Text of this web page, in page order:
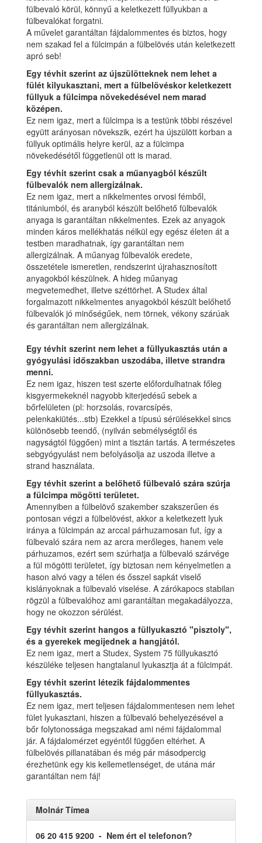
fülbevaló körül, könnyű a keletkezett füllyukban a
fülbevalókat forgatni.
A művelet garantáltan fájdalommentes és biztos, hogy
nem szakad fel a fülcimpán a fülbelövés után keletkezett
apró seb!
Egy tévhit szerint az újszülötteknek nem lehet a
fülét kilyukasztani, mert a fülbelövéskor keletkezett
füllyuk a fülcimpa növekedésével nem marad
középen.
Ez nem igaz, mert a fülcimpa is a testünk többi részével
együtt arányosan növekszik, ezért ha újszülött korban a
füllyuk optimális helyre kerül, az a fülcimpa
növekedésétől függetlenül ott is marad.
Egy tévhit szerint csak a műanyagból készült
fülbevalók nem allergizálnak.
Ez nem igaz, mert a nikkelmentes orvosi fémből,
titániumból, és aranyból készült belőhető fülbevalók
anyaga is garantáltan nikkelmentes. Ezek az anyagok
minden káros mellékhatás nélkül egy egész életen át a
testben maradhatnak, így garantáltan nem
allergizálnak. A műanyag fülbevalók eredete,
összetétele ismeretlen, rendszerint újrahasznosított
anyagokból készülnek. A hideg műanyag
megvetemedhet, illetve széttörhet. A Studex által
forgalmazott nikkelmentes anyagokból készült belőhető
fülbevalók jó minőségűek, nem törnek, vékony szárúak
és garantáltan nem allergizálnak.
Egy tévhit szerint nem lehet a füllyukasztás után a
gyógyulási időszakban uszodába, illetve strandra
menni.
Ez nem igaz, hiszen test szerte előfordulhatnak főleg
kisgyermekeknél nagyobb kiterjedésű sebek a
bőrfelületen (pl: horzsolás, rovarcsípés,
pelenkakiütés...stb) Ezekkel a típusú sérülésekkel sincs
különösebb teendő, (nyilván sebmélységtől és
nagyságtól függően) mint a tisztán tartás. A természetes
sebgyógyulást nem befolyásolja az uszoda illetve a
strand használata.
Egy tévhit szerint a belőhető fülbevaló szára szúrja
a fülcimpa mögötti területet.
Amennyiben a fülbelövő szakember szakszerűen és
pontosan végzi a fülbelövést, akkor a keletkezett lyuk
iránya a fülcimpán az arccal párhuzamosan fut, így a
fülbevaló szára nem az arcra merőleges, hanem vele
párhuzamos, ezért sem szúrhatja a fülbevaló szárvége
a fül mögötti területet, így biztosan nem kényelmetlen a
hason alvó vagy a télen és ősszel sapkát viselő
kislányoknak a fülbevaló viselése. A zárókapocs stabilan
rögzül a fülbevalóhoz ami garantáltan megakadályozza,
hogy ne okozzon sérülést.
Egy tévhit szerint hangos a füllyukasztó "pisztoly",
és a gyerekek megijednek a hangjától.
Ez nem igaz, mert a Studex, System 75 füllyukasztó
készüléke teljesen hangtalanul lyukasztja át a fülcimpát.
Egy tévhit szerint létezik fájdalommentes
füllyukasztás.
Ez nem igaz, mert teljesen fájdalommentesen nem lehet
fület lyukasztani, hiszen a fülbevaló behelyezésével a
bőr folytonossága megszakad ami némi fájdalommal
jár. A fájdalomérzet egyéntől függően eltérhet. A
fülbelövés pillanatában és még pár másodpercig
érezhetünk egy kis kellemetlenséget, de utána már
garantáltan nem fáj!
Molnár Tímea
06 20 415 9200 - Nem ért el telefonon?